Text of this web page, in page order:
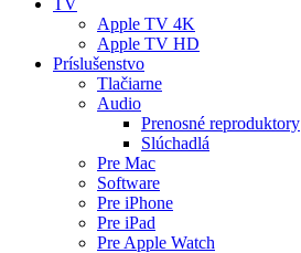
TV
Apple TV 4K
Apple TV HD
Príslušenstvo
Tlačiarne
Audio
Prenosné reproduktory
Slúchadlá
Pre Mac
Software
Pre iPhone
Pre iPad
Pre Apple Watch